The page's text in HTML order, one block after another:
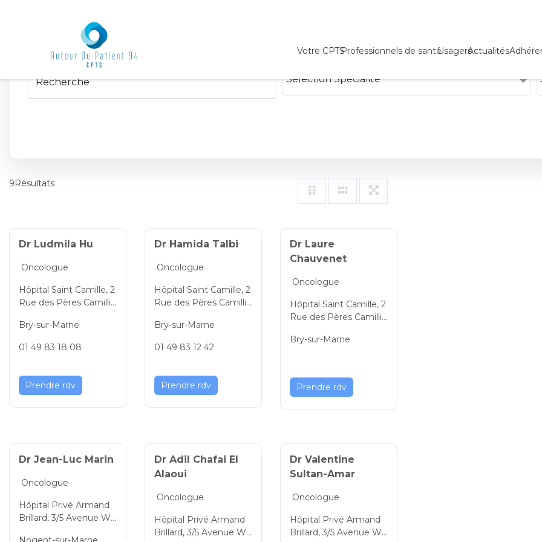
Votre CPTSProfessionnels de santéUsagersActualités
Sélection Spécialité
9Résultats
Dr Ludmila Hu
Oncologue
Hôpital Saint Camille, 2
Rue des Pères Camillie
e-Marne, Île-de-France,
Bry-sur-Marne
01 49 83 18 08
Prendre rdv
Dr Hamida Talbi
Oncologue
Hôpital Saint Camille, 2
Rue des Pères Camillie
e-Marne, Île-de-France,
Bry-sur-Marne
01 49 83 12 42
Prendre rdv
Dr Laure
Chauvenet
Oncologue
Hôpital Saint Camille, 2
Rue des Pères Camillie
e-Marne, Île-de-France,
Bry-sur-Marne
Prendre rdv
Dr Jean-Luc Marin
Oncologue
Hôpital Privé Armand
Brillard, 3/5 Avenue Wa
Dr Adil Chafai El
Alaoui
Oncologue
Hôpital Privé Armand
Brillard, 3/5 Avenue Wa
Dr Valentine
Sultan-Amar
Oncologue
Hôpital Privé Armand
Brillard, 3/5 Avenue Wa